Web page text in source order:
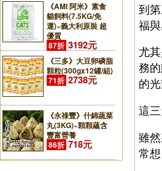
《AMI 阿米》素食
貓飼料(7.5KG/免
運)~義大利原裝 超
優質
87折 3192元
《三多》大豆卵磷脂
顆粒(300gx12罐/組)
71折 2738元
《永祿豐》什錦蔬菜
丸(3KG)~顆顆蘊含
豐富營養
86折 718元
到
福
尤
務
的光
這
雖
常